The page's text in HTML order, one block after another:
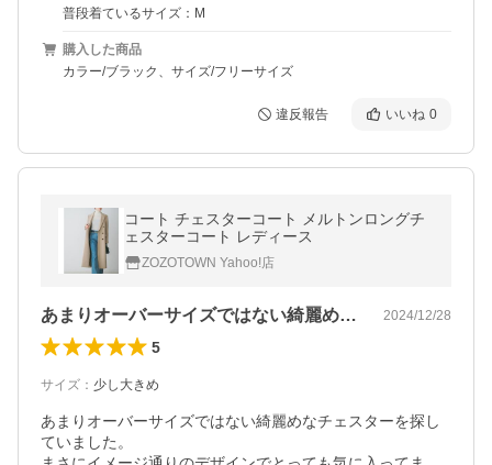
普段着ているサイズ：M
購入した商品
カラー/ブラック、サイズ/フリーサイズ
違反報告 いいね 0
コート チェスターコート メルトンロングチ
ェスターコート レディース
ZOZOTOWN Yahoo!店
あまりオーバーサイズではない綺麗めなチ… 2024/12/28
5
サイズ ： 少し大きめ
あまりオーバーサイズではない綺麗めなチェスターを探し
ていました。